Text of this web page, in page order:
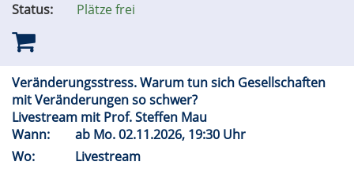
Status:
Plätze frei
Veränderungsstress. Warum tun sich Gesellschaften
mit Veränderungen so schwer?
Livestream mit Prof. Steffen Mau
Wann:
ab Mo.02.11.2026, 19:30 Uhr
Wo:
Livestream